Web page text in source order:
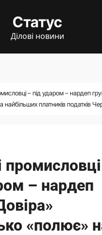
Статус
Ділові новини
– під ударом – нардеп
платників податків
– нардеп
«полює»